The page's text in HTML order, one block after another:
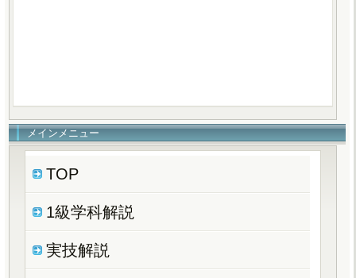
メインメニュー
TOP
1級学科解説
実技解説